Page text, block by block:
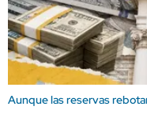
Aunque las reservas